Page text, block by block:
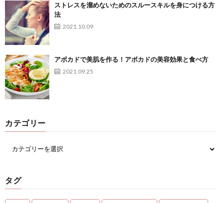
ストレスを溜めないためのスルースキルを身につける方
法
2021.10.09
アボカドで美肌を作る！アボカドの美容効果と食べ方
2021.09.25
カテゴリー
タグ